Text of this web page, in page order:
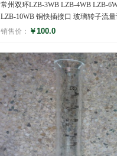
常州双环LZB-3WB LZB-4WB LZB-
LZB-10WB 铜快插接口 玻璃转子流
销售价： ￥100.0
评分
()